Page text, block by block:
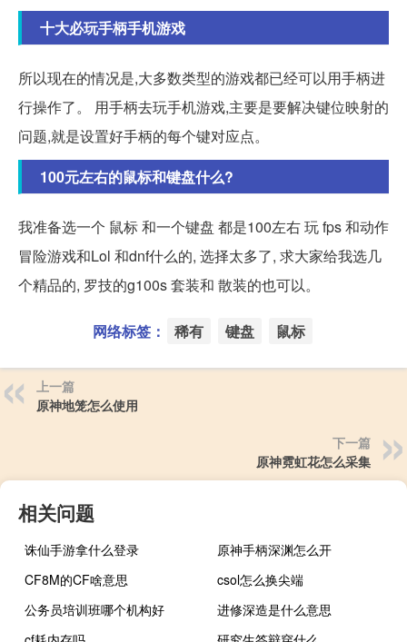
十大必玩手柄手机游戏
所以现在的情况是,大多数类型的游戏都已经可以用手柄进
行操作了。 用手柄去玩手机游戏,主要是要解决键位映射的
问题,就是设置好手柄的每个键对应点。
100元左右的鼠标和键盘什么?
我准备选一个 鼠标 和一个键盘 都是100左右 玩 fps 和动作
冒险游戏和Lol 和dnf什么的, 选择太多了, 求大家给我选几
个精品的, 罗技的g100s 套装和 散装的也可以。
网络标签： 稀有 键盘 鼠标
上一篇
原神地笼怎么使用
下一篇
原神霓虹花怎么采集
相关问题
诛仙手游拿什么登录
原神手柄深渊怎么开
CF8M的CF啥意思
csol怎么换尖端
公务员培训班哪个机构好
进修深造是什么意思